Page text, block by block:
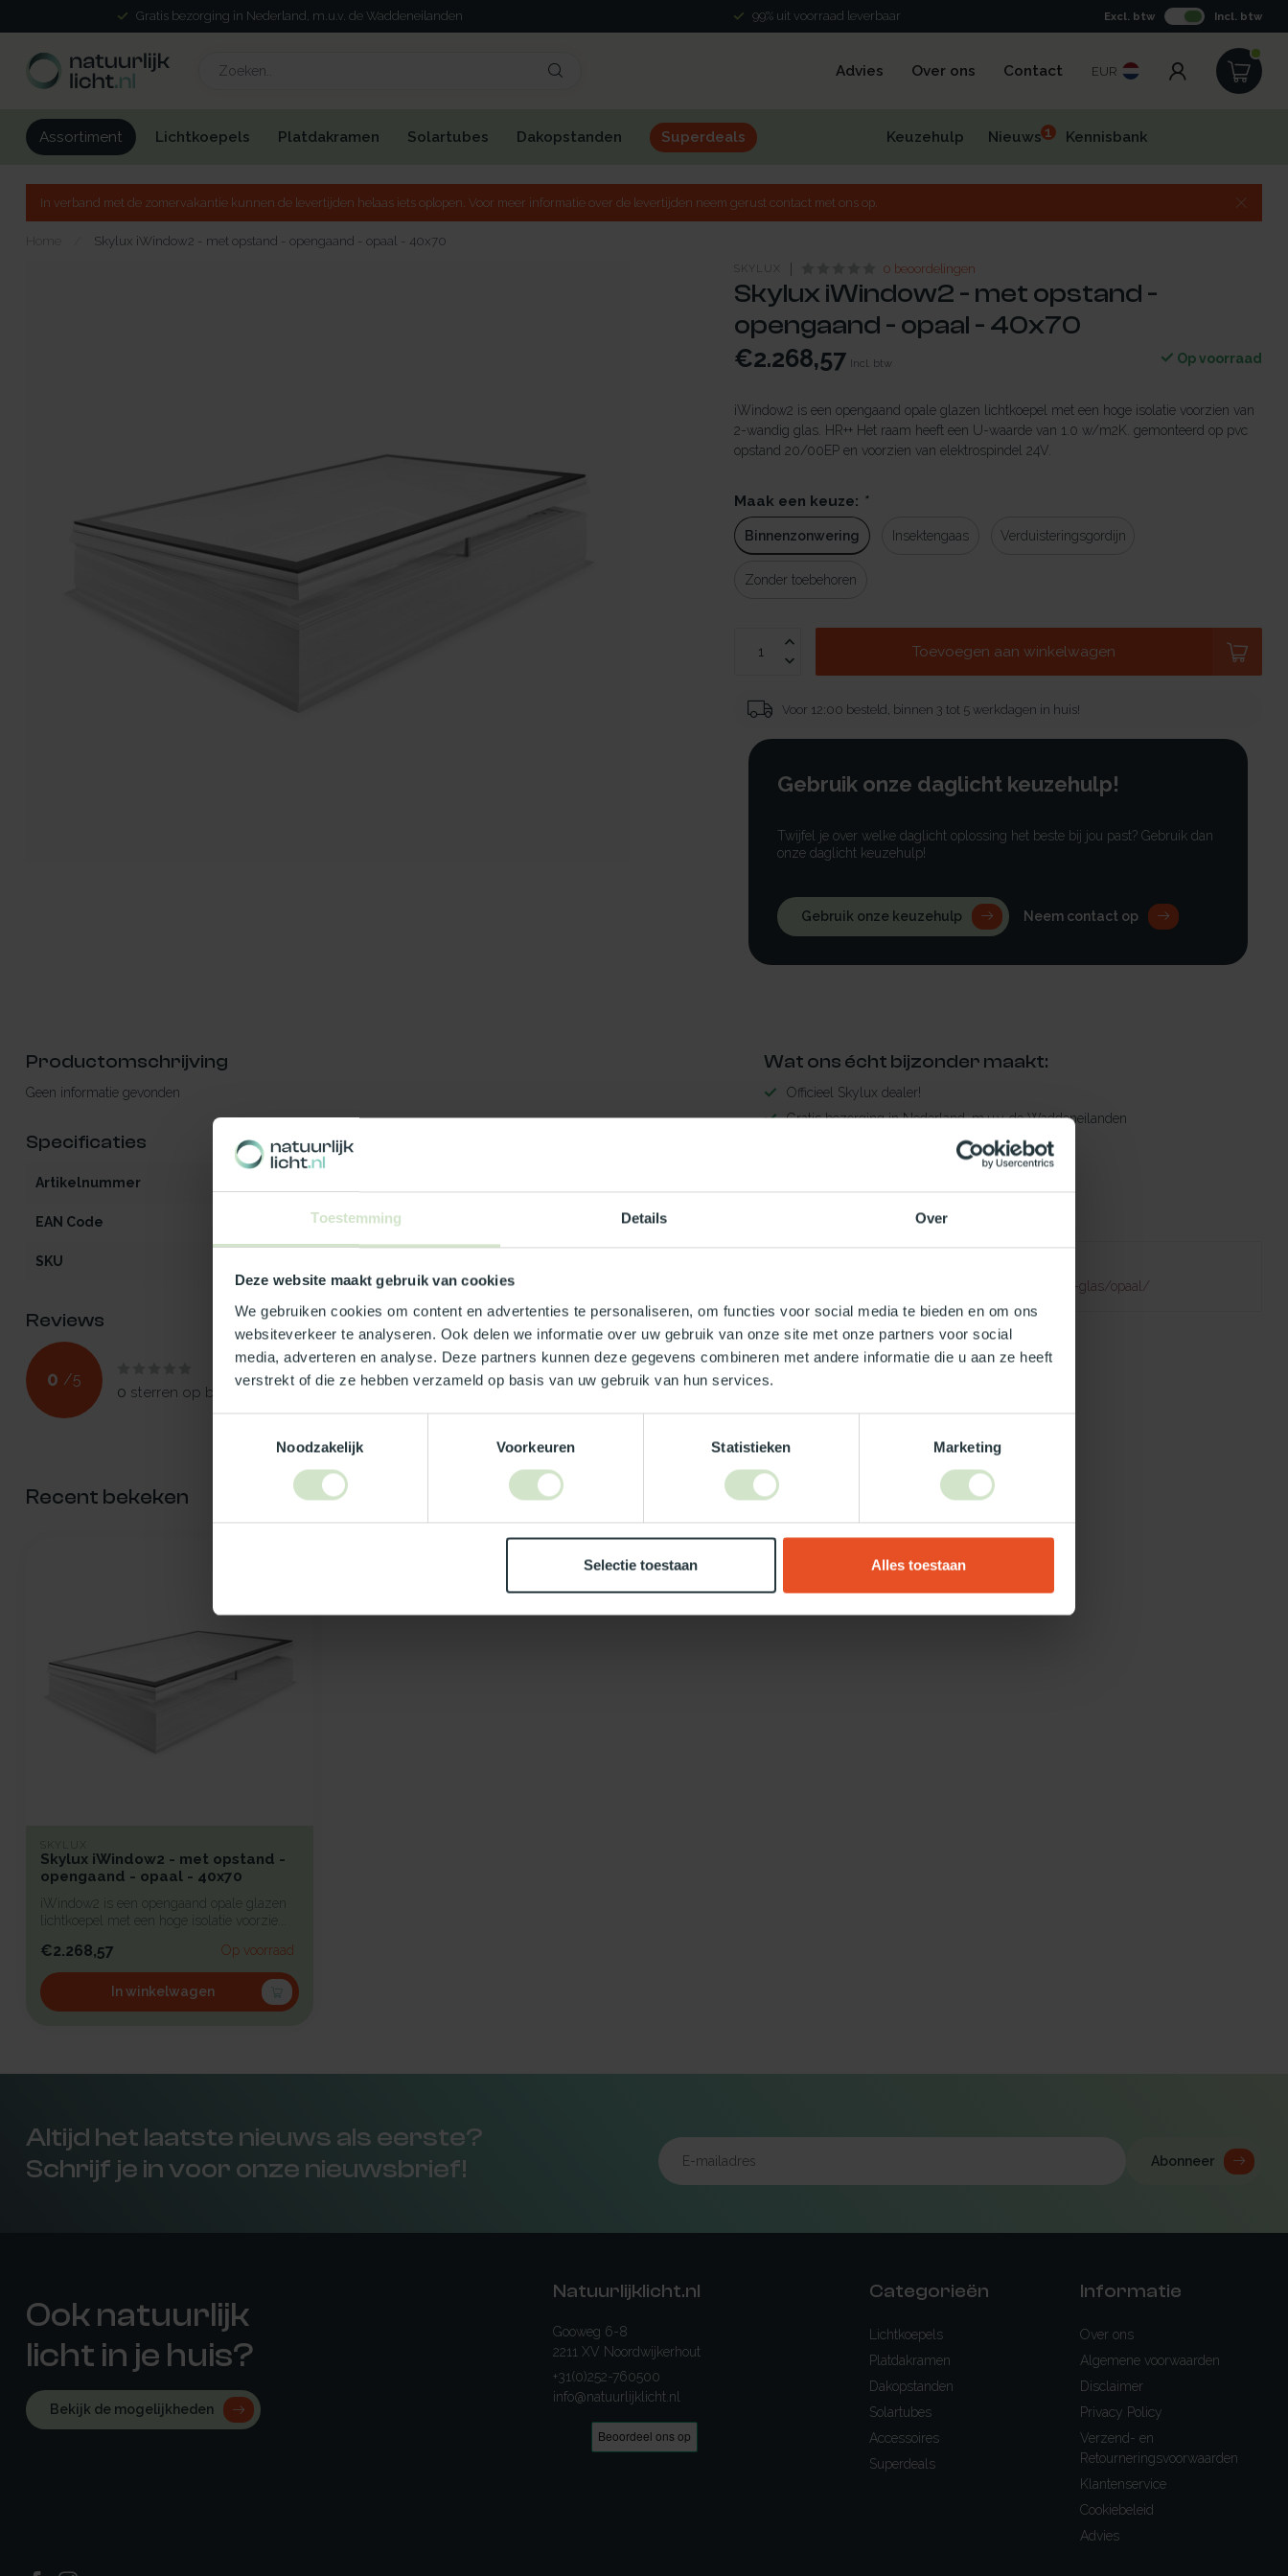
Toestemming Details Over
Deze website maakt gebruik van cookies
We gebruiken cookies om content en advertenties te personaliseren, om functies voor social media te bieden en om ons
websiteverkeer te analyseren. Ook delen we informatie over uw gebruik van onze site met onze partners voor social
media, adverteren en analyse. Deze partners kunnen deze gegevens combineren met andere informatie die u aan ze heeft
verstrekt of die ze hebben verzameld op basis van uw gebruik van hun services.
Noodzakelijk
Voorkeuren Statistieken Marketing
Selectie toestaan Alles toestaan
Gratis bezorging in Nederland, m.u.v. de Waddeneilanden 99% uit voorraad leverbaar Excl. btw Incl. btw
Advies Over ons Contact EUR
Assortiment Lichtkoepels Platdakramen Solartubes Dakopstanden Superdeals Keuzehulp Nieuws1 Kennisbank
In verband met de zomervakantie kunnen de levertijden helaas iets oplopen. Voor meer informatie over de levertijden neem gerust contact met ons op.
Home Skylux iWindow2 - met opstand - opengaand - opaal - 40x70
SKYLUX 0 beoordelingen
Skylux iWindow2 - met opstand -
opengaand - opaal - 40x70
€2.268,57 Incl. btw Op voorraad
iWindow2 is een opengaand opale glazen lichtkoepel met een hoge isolatie voorzien van
2-wandig glas. HR++ Het raam heeft een U-waarde van 1.0 w/m2K. gemonteerd op pvc
opstand 20/00EP en voorzien van elektrospindel 24V.
Maak een keuze: *
Binnenzonwering Insektengaas Verduisteringsgordijn
Zonder toebehoren
Toevoegen aan winkelwagen
Voor 12:00 besteld, binnen 3 tot 5 werkdagen in huis!
Gebruik onze daglicht keuzehulp!
Twijfel je over welke daglicht oplossing het beste bij jou past? Gebruik dan
onze daglicht keuzehulp!
Gebruik onze keuzehulp Neem contact op
Productomschrijving
Geen informatie gevonden
Specificaties
Artikelnummer
EAN Code 5412970872689
SKU
Reviews
0 /5
0 sterren op basis van
Je beoordeling toevoegen
Wat ons écht bijzonder maakt:
Officieel Skylux dealer!
Gratis bezorging in Nederland, m.u.v. de Waddeneilanden
Maak jouw bestelling compleet!
https://www.natuurlijklicht.nl/platdakramen/type-glas/opaal/
Recent bekeken
SKYLUX
Skylux iWindow2 - met opstand -
opengaand - opaal - 40x70
iWindow2 is een opengaand opale glazen
lichtkoepel met een hoge isolatie voorzie...
€2.268,57 Op voorraad
In winkelwagen
Altijd het laatste nieuws als eerste?
Schrijf je in voor onze nieuwsbrief!
Abonneer
Ook natuurlijk
licht in je huis?
Bekijk de mogelijkheden
Natuurlijklicht.nl
Gooweg 6-8
2211 XV Noordwijkerhout
+31(0)252-760500
info@natuurlijklicht.nl
Categorieën
Lichtkoepels
Platdakramen
Dakopstanden
Solartubes
Accessoires
Superdeals
Informatie
Over ons
Algemene voorwaarden
Disclaimer
Privacy Policy
Verzend- en
Retourneringsvoorwaarden
Klantenservice
Cookiebeleid
Advies